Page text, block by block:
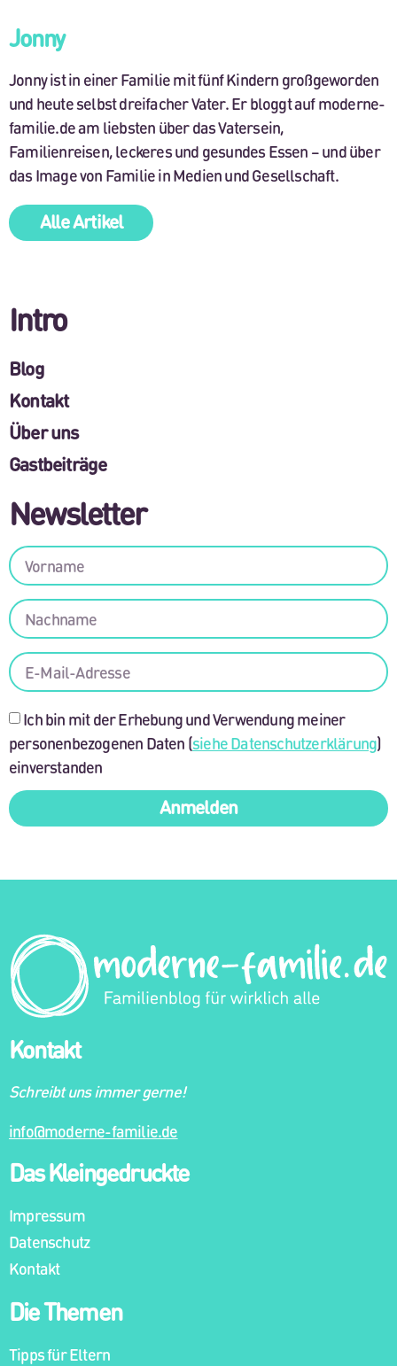
Jonny
Jonny ist in einer Familie mit fünf Kindern großgeworden
und heute selbst dreifacher Vater. Er bloggt auf moderne-
familie.de am liebsten über das Vatersein,
Familienreisen, leckeres und gesundes Essen – und über
das Image von Familie in Medien und Gesellschaft.
Alle Artikel
Intro
Blog
Kontakt
Über uns
Gastbeiträge
Newsletter
Ich bin mit der Erhebung und Verwendung meiner
personenbezogenen Daten (siehe Datenschutzerklärung)
einverstanden
Anmelden
Kontakt
Schreibt uns immer gerne!
info@moderne-familie.de
Das Kleingedruckte
Impressum
Datenschutz
Kontakt
Die Themen
Tipps für Eltern